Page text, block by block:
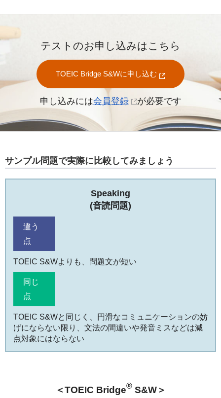
テストのお申し込みはこちら
TOEIC Bridge S&Wに申し込む
申し込みには会員登録 が必要です
サンプル問題で実際に比較してみましょう
Speaking
(音読問題)
違う
点
TOEIC S&Wよりも、問題文が短い
同じ
点
TOEIC S&Wと同じく、円滑なコミュニケーションの妨
げにならない限り、文法の間違いや発音ミスなどは減
点対象にはならない
＜TOEIC Bridge®S&W＞